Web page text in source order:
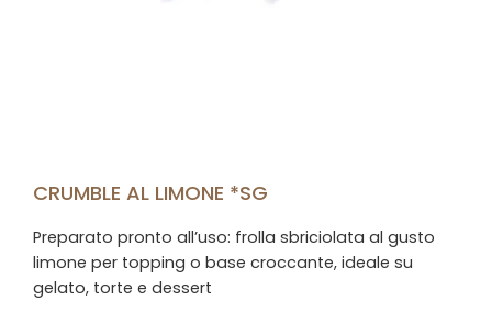
CRUMBLE AL LIMONE *SG
Preparato pronto all’uso: frolla sbriciolata al gusto
limone per topping o base croccante, ideale su
gelato, torte e dessert